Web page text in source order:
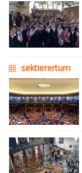
sektierertum